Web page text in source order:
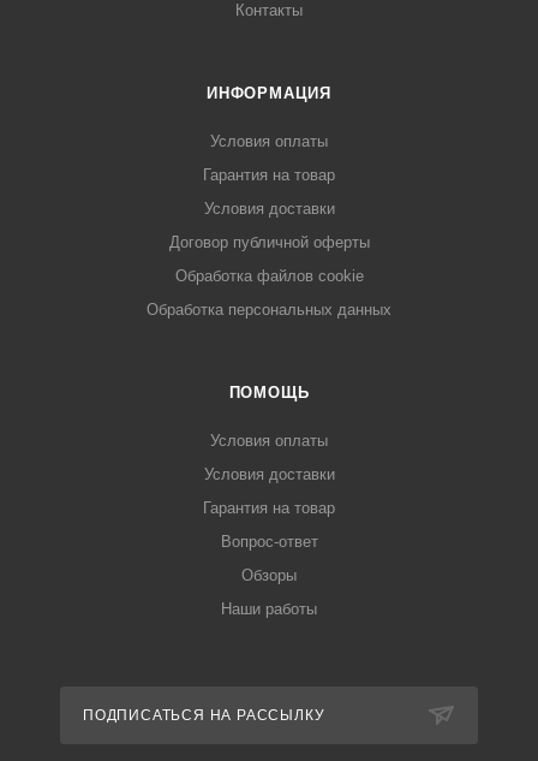
Контакты
ИНФОРМАЦИЯ
Условия оплаты
Гарантия на товар
Условия доставки
Договор публичной оферты
Обработка файлов cookie
Обработка персональных данных
ПОМОЩЬ
Условия оплаты
Условия доставки
Гарантия на товар
Вопрос-ответ
Обзоры
Наши работы
ПОДПИСАТЬСЯ НА РАССЫЛКУ